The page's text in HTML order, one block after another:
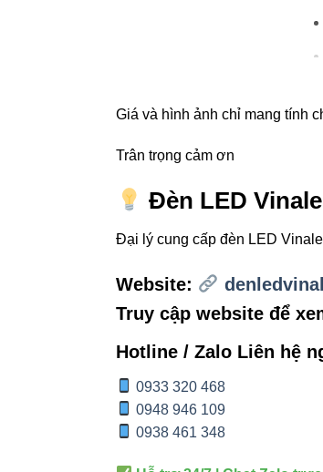
Để
Giá và hình ảnh chỉ mang tính
Trân trọng cảm ơn
Đèn LED
Đại lý cung cấp đèn LED
Website:
Truy cập website để
Hotline / Zalo Liên hệ
0933 320 468
0948 946 109
0938 461 348